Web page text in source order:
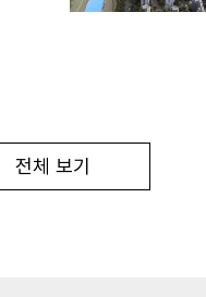
전체 보기